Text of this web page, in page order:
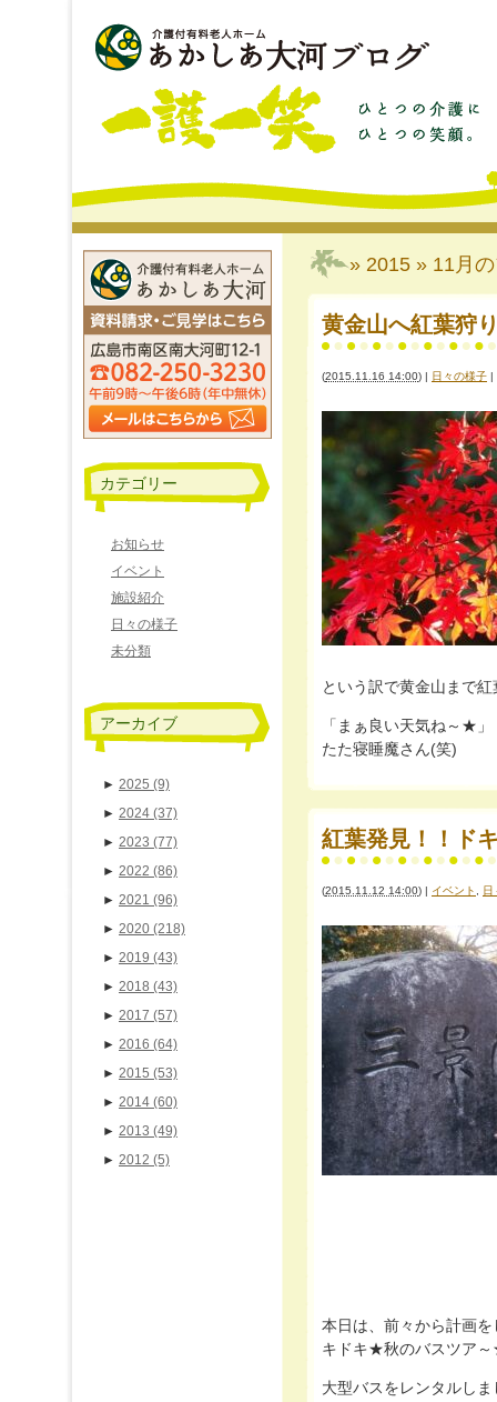
» 2015 » 11月
(2015.11.16 14:00) | 日々の様子 |
という訳で黄金山まで
「まぁ良い天気ね～★
たた寝睡魔さん(笑)
紅葉発見！！ド
(2015.11.12 14:00) | イベント 日
本日は、前々から計画
キドキ★秋のバスツア
大型バスをレンタルし
カテゴリー
お知らせ
イベント
施設紹介
日々の様子
未分類
アーカイブ
► 2025 (9)
► 2024 (37)
► 2023 (77)
► 2022 (86)
► 2021 (96)
► 2020 (218)
► 2019 (43)
► 2018 (43)
► 2017 (57)
► 2016 (64)
► 2015 (53)
► 2014 (60)
► 2013 (49)
► 2012 (5)